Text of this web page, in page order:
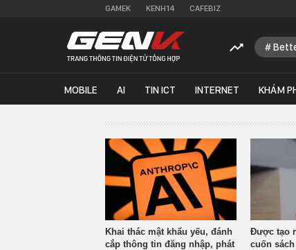
GAMEK KENH14 CAFEBIZ
MOBILE AI TIN ICT INTERNET KHÁM
Khai thác mật khẩu yếu, đánh
cắp thông tin đăng nhập, phát
Được tạo
cuốn